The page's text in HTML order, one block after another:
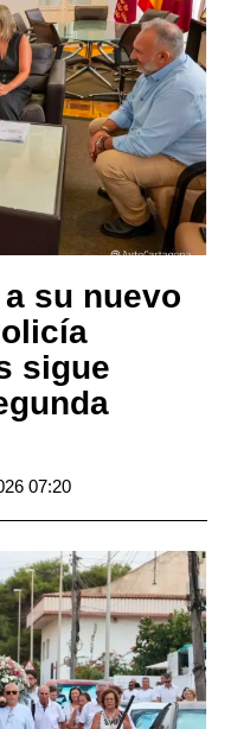
su nuevo
sigue
07:20